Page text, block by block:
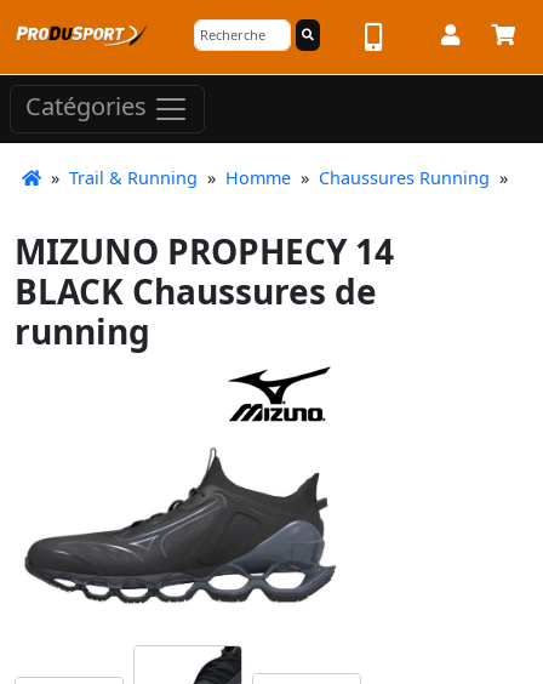
Catégories
» Trail & Running » Homme » Chaussures Running »
MIZUNO PROPHECY 14
BLACK Chaussures de
running